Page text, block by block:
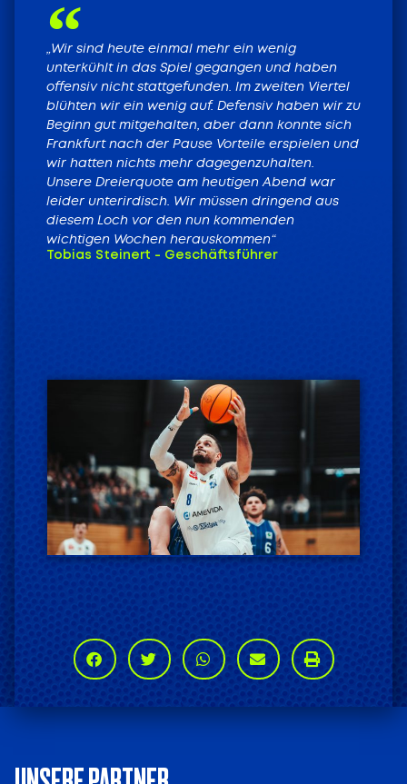
„Wir sind heute einmal mehr ein wenig
unterkühlt in das Spiel gegangen und haben
offensiv nicht stattgefunden. Im zweiten Viertel
blühten wir ein wenig auf. Defensiv haben wir zu
Beginn gut mitgehalten, aber dann konnte sich
Frankfurt nach der Pause Vorteile erspielen und
wir hatten nichts mehr dagegenzuhalten.
Unsere Dreierquote am heutigen Abend war
leider unterirdisch. Wir müssen dringend aus
diesem Loch vor den nun kommenden
wichtigen Wochen herauskommen“
Tobias Steinert - Geschäftsführer